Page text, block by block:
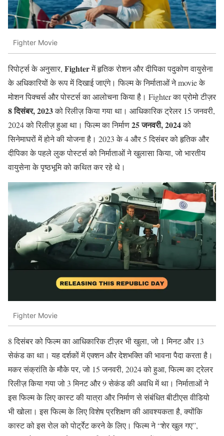
Fighter Movie
रिपोर्ट्स के अनुसार, Fighterमें हृतिक रोशन और दीपिका पदुकोण वायुसेना
के अधिकारियों के रूप में दिखाई जाएंगे। फिल्म के निर्माताओं ने movie के
मोशन पिक्चर्स और पोस्टर्स का आलोचना किया है। Fighter का प्रोमो टीज़र
8 दिसंबर, 2023को रिलीज़ किया गया था। आधिकारिक ट्रेलर 15 जनवरी,
2024 को रिलीज़ हुआ था। फिल्म का निर्माण25 जनवरी, 2024को
सिनेमाघरों में होने की योजना है। 2023 के 4 और 5 दिसंबर को हृतिक और
दीपिका के पहले लुक पोस्टर्स को निर्माताओं ने खुलासा किया, जो भारतीय
वायुसेना के पृष्ठभूमि को कथित कर रहे थे।
Fighter Movie
8 दिसंबर को फिल्म का आधिकारिक टीज़र भी खुला, जो 1 मिनट और 13
सेकंड का था। यह दर्शकों में एक्शन और देशभक्ति की भावना पैदा करता है।
मकर संक्रांति के मौके पर, जो 15 जनवरी, 2024 को हुआ, फिल्म का ट्रेलर
रिलीज़ किया गया जो 3 मिनट और 9 सेकंड की अवधि में था। निर्माताओं ने
इस फिल्म के लिए कास्ट की यात्रा और निर्माण से संबंधित बीटीएस वीडियो
भी खोला। इस फिल्म के लिए विशेष प्रशिक्षण की आवश्यकता है, क्योंकि
कास्ट को इस रोल को पोर्ट्रेट करने के लिए। फिल्म ने “शेर खुल गए”,